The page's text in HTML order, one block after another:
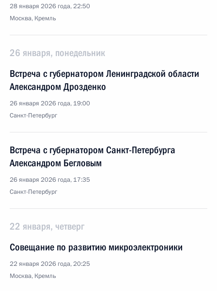
28 января 2026 года, 22:50
Москва, Кремль
26 января, понедельник
Встреча с губернатором Ленинградской области
Александром Дрозденко
26 января 2026 года, 19:00
Санкт-Петербург
Встреча с губернатором Санкт-Петербурга
Александром Бегловым
26 января 2026 года, 17:35
Санкт-Петербург
22 января, четверг
Совещание по развитию микроэлектроники
22 января 2026 года, 20:25
Москва, Кремль